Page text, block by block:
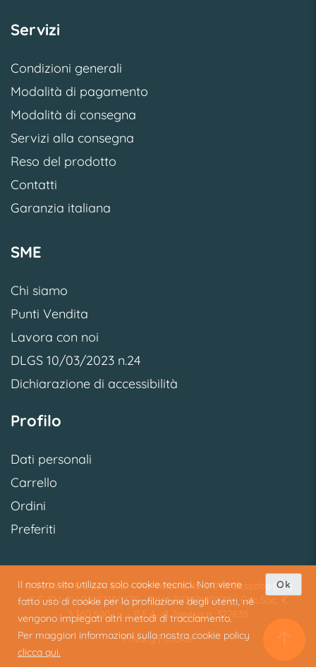
Il nostro sito utilizza solo cookie tecnici. Non viene
fatto uso di cookie per la profilazione degli utenti, né
vengono impiegati altri metodi di tracciamento.
Per maggiori informazioni sulla nostra cookie policy
clicca qui.
Ok
Servizi
Condizioni generali
Modalità di pagamento
Modalità di consegna
Servizi alla consegna
Reso del prodotto
Contatti
Garanzia italiana
SME
Chi siamo
Punti Vendita
Lavora con noi
DLGS 10/03/2023 n.24
Dichiarazione di accessibilità
Profilo
Dati personali
Carrello
Ordini
Preferiti
© 2026 SME S.p.A. S.U. - Via Vittoria, 45 31040 Cessalto (TV)
C.F./R.I. TV 02323180279 - P.IVA 02323180279 - Cap.Soc. €
3.360.500 i.v. - R.E.A. di Treviso n. 327835
Privacy|Cookie